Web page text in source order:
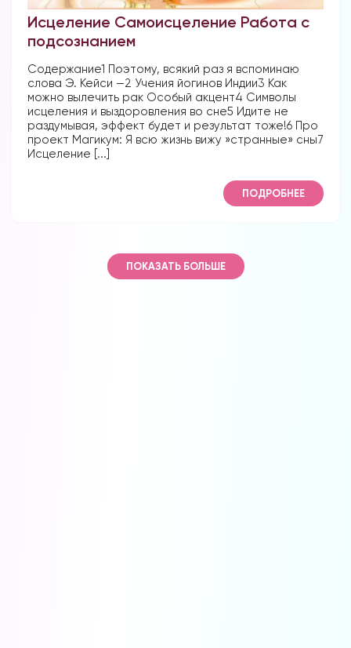
Исцеление Самоисцеление Работа с
подсознанием
Содержание1 Поэтому, всякий раз я вспоминаю
слова Э. Кейси —2 Учения йогинов Индии3 Как
можно вылечить рак Особый акцент4 Символы
исцеления и выздоровления во сне5 Идите не
раздумывая, эффект будет и результат тоже!6 Про
проект Магикум: Я всю жизнь вижу »странные» сны7
Исцеление [...]
ПОДРОБНЕЕ
ПОКАЗАТЬ БОЛЬШЕ